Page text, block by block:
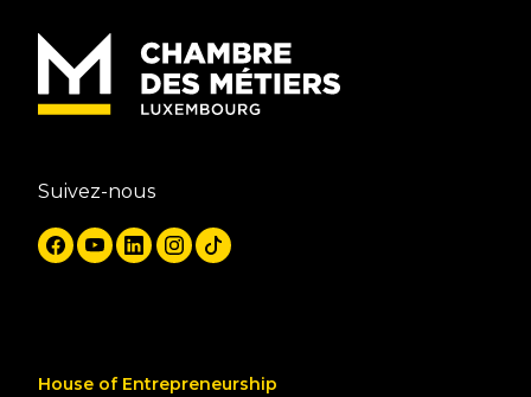
Suivez-nous
House of Entrepreneurship